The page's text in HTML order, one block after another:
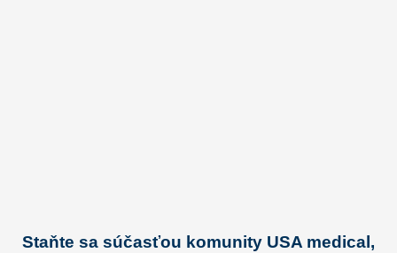
Staňte sa súčasťou komunity USA medical,